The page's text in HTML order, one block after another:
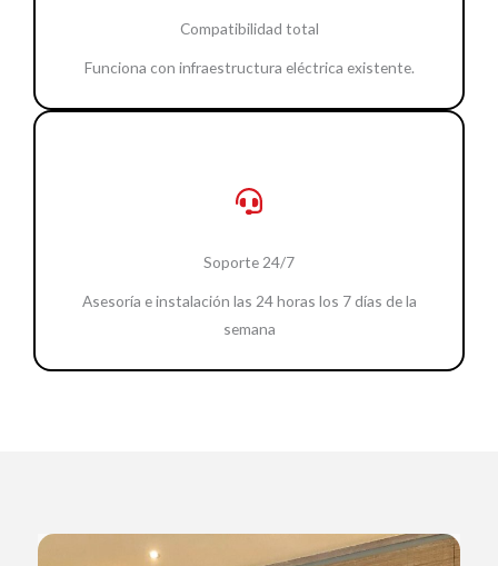
Compatibilidad total
Funciona con infraestructura eléctrica existente.
Soporte 24/7
Asesoría e instalación las 24 horas los 7 días de la
semana